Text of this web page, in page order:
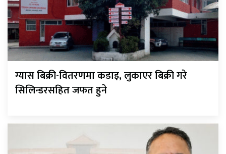
ग्यास बिक्री-वितरणमा कडाइ, लुकाएर बिक्री गरे
सिलिन्डरसहित जफत हुने